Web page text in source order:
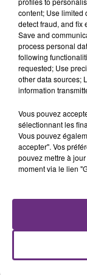
Rendez-vous le
de ventes
sonnouvel
FIL
LA
TOUJOURS
Cela fait
nucléaire
content; Use limited
detect fraud, and fix
Save and
process personal
following
requested; Use
other data sources;
information
Vous pouvez
sélectionnant les
Vous pouvez
accepter". Vos
pouvez mettre à
moment via le lien